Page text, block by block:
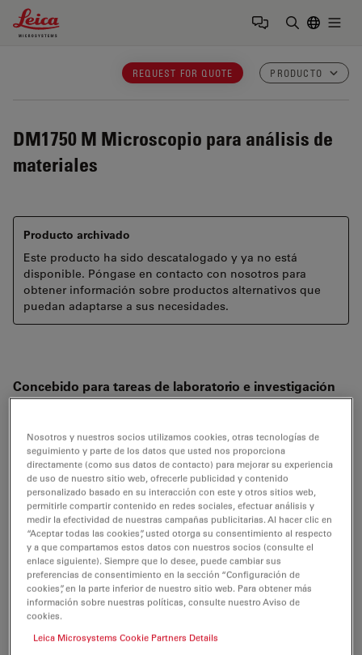
Leica Microsystems Logo
REQUEST FOR QUOTE PRODUCTO
DM1750 M Microscopio para análisis de
materiales
Producto archivado
Este producto ha sido descatalogado y ya no está
disponible. Póngase en contacto con nosotros para
obtener información sobre productos alternativos que
puedan adaptarse a sus necesidades.
Concebido para tareas de laboratorio e investigación
El sistema Leica DM1750 M es unmicroscopio para
materialesdiseñado para obtenerresultados
análisisrápidos y precisosincluso en entornos
complejos.
Al trabajar con el sistema Leica DM1750 M podrá
constatar lo simple y fiable que puede ser la
microscopía. Susólido diseñoincluye un excelente
sistema óptico que permite observar incluso muestras
de gran tamaño encampo claro, con luz oblicua
iluminación por luz reflejada que permite realizar la
Nosotros y nuestros socios utilizamos cookies, otras tecnologías de
seguimiento y parte de los datos que usted nos proporciona
directamente (como sus datos de contacto) para mejorar su experiencia
de uso de nuestro sitio web, ofrecerle publicidad y contenido
personalizado basado en su interacción con este y otros sitios web,
permitirle compartir contenido en redes sociales, efectuar análisis y
medir la efectividad de nuestras campañas publicitarias. Al hacer clic en
“Aceptar todas las cookies”, usted otorga su consentimiento al respecto
y a que compartamos estos datos con nuestros socios (consulte el
enlace siguiente). Siempre que lo desee, puede cambiar sus
preferencias de consentimiento en la sección “Configuración de
cookies”, en la parte inferior de nuestro sitio web. Para obtener más
información sobre nuestras políticas, consulte nuestro Aviso de
cookies.
Leica Microsystems Cookie Partners Details